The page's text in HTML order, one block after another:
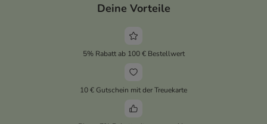
Deine Vorteile
5% Rabatt ab 100 € Bestellwert
10 € Gutschein mit der Treuekarte